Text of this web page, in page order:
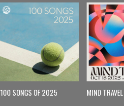
100 SONGS OF 2025 MIND TRAVEL